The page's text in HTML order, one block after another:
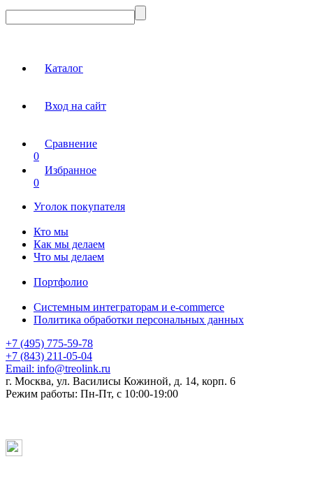
Каталог
Вход на сайт
Сравнение
0
Избранное
0
Уголок покупателя
Кто мы
Как мы делаем
Что мы делаем
Портфолио
Системным интеграторам и e-commerce
Политика обработки персональных данных
+7 (495) 775-59-78
+7 (843) 211-05-04
Email: info@treolink.ru
г. Москва, ул. Василисы Кожиной, д. 14, корп. 6
Режим работы: Пн-Пт, с 10:00-19:00